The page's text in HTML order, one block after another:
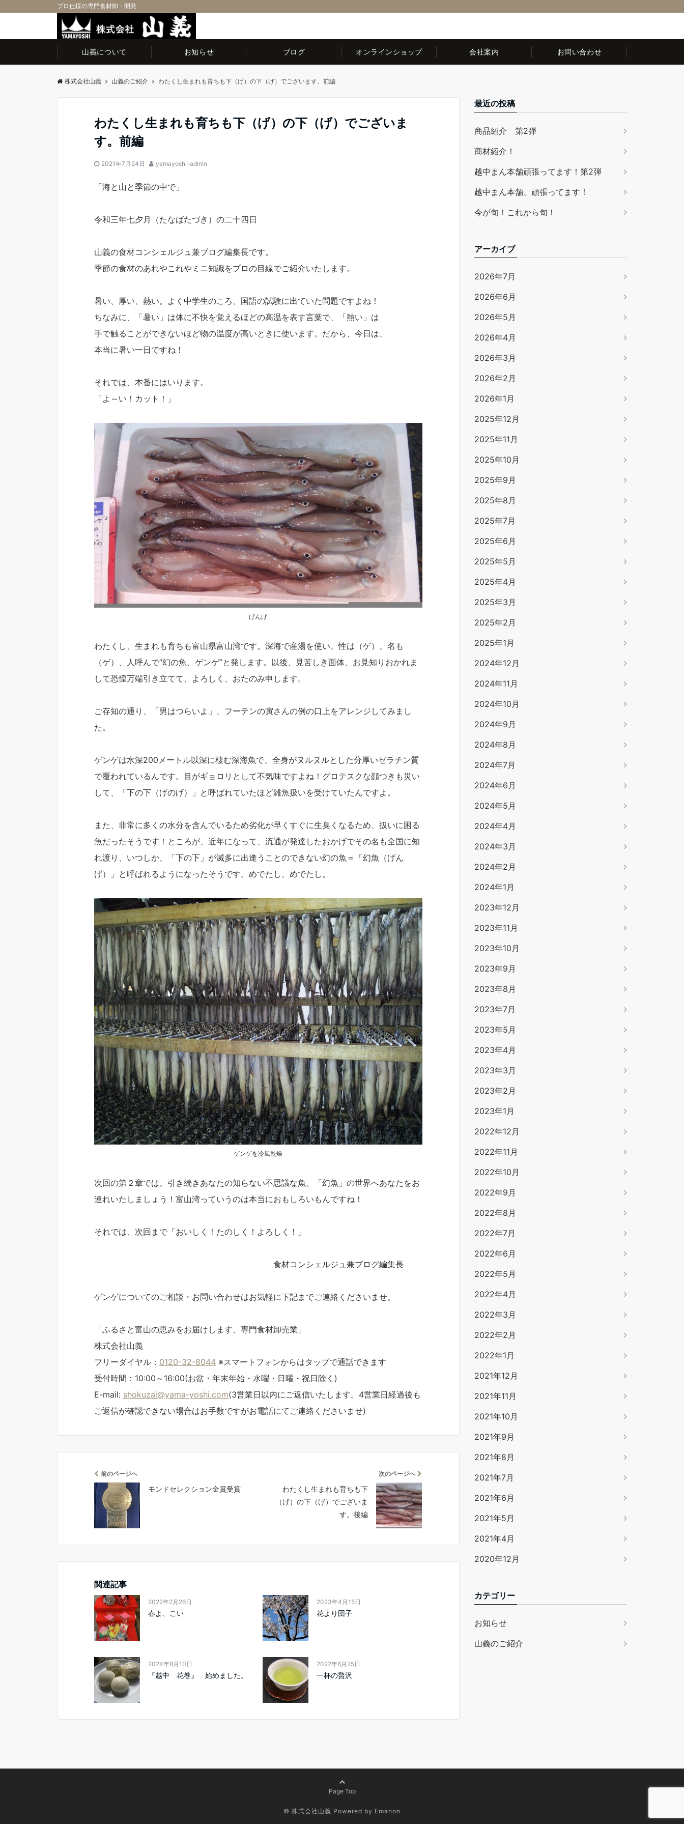
プロ仕様の専門食材卸・開発
山義について お知らせ ブログ オンラインショップ 会社案内 お問い合わせ
株式会社山義 山義のご紹介 わたくし生まれも育ちも下（げ）の下（げ）でございます。前編
わたくし生まれも育ちも下（げ）の下（げ）でございま
す。前編
2021年7月24日 yamayoshi-admin
「海と山と季節の中で」
令和三年七夕月（たなばたづき）の二十四日
山義の食材コンシェルジュ兼ブログ編集長です。
季節の食材のあれやこれやミニ知識をプロの目線でご紹介いたします。
暑い、厚い、熱い。よく中学生のころ、国語の試験に出ていた問題ですよね！
ちなみに、「暑い」は体に不快を覚えるほどの高温を表す言葉で、「熱い」は
手で触ることができないほど物の温度が高いときに使います。だから、今日は、
本当に暑い一日ですね！
それでは、本番にはいります。
「よ～い！カット！」
げんげ
わたくし、生まれも育ちも富山県富山湾です。深海で産湯を使い、性は（ゲ）、名も
（ゲ）、人呼んで”幻の魚、ゲンゲ”と発します。以後、見苦しき面体、お見知りおかれま
して恐惶万端引き立てて、よろしく、おたのみ申します。
ご存知の通り、「男はつらいよ」、フーテンの寅さんの例の口上をアレンジしてみまし
た。
ゲンゲは水深200メートル以深に棲む深海魚で、全身がヌルヌルとした分厚いゼラチン質
で覆われているんです。目がギョロリとして不気味ですよね！グロテスクな顔つきも災い
して、「下の下（げのげ）」と呼ばれていたほど雑魚扱いを受けていたんですよ。
また、非常に多くの水分を含んでいるため劣化が早くすぐに生臭くなるため、扱いに困る
魚だったそうです！ところが、近年になって、流通が発達したおかげでその名も全国に知
れ渡り、いつしか、「下の下」が滅多に出逢うことのできない幻の魚＝「幻魚（げん
げ）」と呼ばれるようになったそうです。めでたし、めでたし。
ゲンゲを冷風乾燥
次回の第２章では、引き続きあなたの知らない不思議な魚、「幻魚」の世界へあなたをお
連れいたしましょう！富山湾っていうのは本当におもしろいもんですね！
それでは、次回まで「おいしく！たのしく！よろしく！」
食材コンシェルジュ兼ブログ編集長
ゲンゲについてのご相談・お問い合わせはお気軽に下記までご連絡くださいませ。
「ふるさと富山の恵みをお届けします、専門食材卸売業」
株式会社山義
フリーダイヤル： 0120-32-8044 ※スマートフォンからはタップで通話できます
受付時間：10:00～16:00(お盆・年末年始・水曜・日曜・祝日除く)
E-mail: shokuzai@yama-yoshi.com(3営業日以内にご返信いたします。4営業日経過後も
ご返信が確認できない場合はお手数ですがお電話にてご連絡くださいませ)
前のページへ
モンドセレクション金賞受賞
次のページへ
わたくし生まれも育ちも下
（げ）の下（げ）でございま
す。後編
関連記事
2022年2月26日
春よ、こい
2023年4月15日
花より団子
2024年8月10日
『越中 花巻』 始めました。
2022年6月25日
一杯の贅沢
最近の投稿
商品紹介 第2弾
商材紹介！
越中まん本舗頑張ってます！第2弾
越中まん本舗、頑張ってます！
今が旬！これから旬！
アーカイブ
2026年7月
2026年6月
2026年5月
2026年4月
2026年3月
2026年2月
2026年1月
2025年12月
2025年11月
2025年10月
2025年9月
2025年8月
2025年7月
2025年6月
2025年5月
2025年4月
2025年3月
2025年2月
2025年1月
2024年12月
2024年11月
2024年10月
2024年9月
2024年8月
2024年7月
2024年6月
2024年5月
2024年4月
2024年3月
2024年2月
2024年1月
2023年12月
2023年11月
2023年10月
2023年9月
2023年8月
2023年7月
2023年5月
2023年4月
2023年3月
2023年2月
2023年1月
2022年12月
2022年11月
2022年10月
2022年9月
2022年8月
2022年7月
2022年6月
2022年5月
2022年4月
2022年3月
2022年2月
2022年1月
2021年12月
2021年11月
2021年10月
2021年9月
2021年8月
2021年7月
2021年6月
2021年5月
2021年4月
2020年12月
カテゴリー
お知らせ
山義のご紹介
Page Top
© 株式会社山義 Powered by Emanon